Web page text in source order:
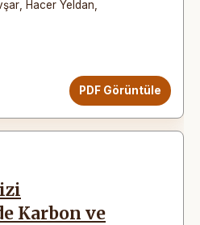
Hacer Yeldan
PDF Görüntüle
Karbon ve